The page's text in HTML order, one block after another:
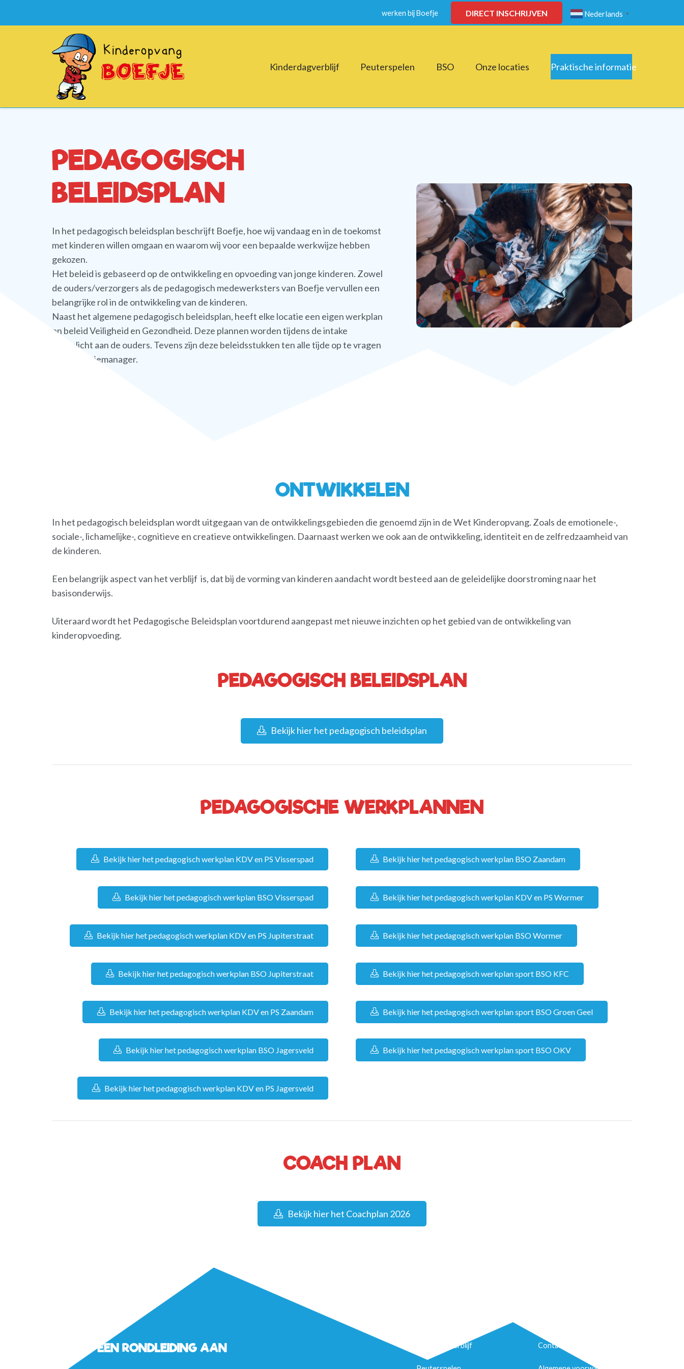
werken bij Boefje DIRECT INSCHRIJVEN Nederlands ▼
Kinderdagverblijf Peuterspelen BSO Onze locaties Praktische informatie
PEDAGOGISCH
BELEIDSPLAN
In het pedagogisch beleidsplan beschrijft Boefje, hoe wij vandaag en in de toekomst
met kinderen willen omgaan en waarom wij voor een bepaalde werkwijze hebben
gekozen.
Het beleid is gebaseerd op de ontwikkeling en opvoeding van jonge kinderen. Zowel
de ouders/verzorgers als de pedagogisch medewerksters van Boefje vervullen een
belangrijke rol in de ontwikkeling van de kinderen.
Naast het algemene pedagogisch beleidsplan, heeft elke locatie een eigen werkplan
en beleid Veiligheid en Gezondheid. Deze plannen worden tijdens de intake
toegelicht aan de ouders. Tevens zijn deze beleidsstukken ten alle tijde op te vragen
bij de locatiemanager.
ONTWIKKELEN
In het pedagogisch beleidsplan wordt uitgegaan van de ontwikkelingsgebieden die genoemd zijn in de Wet Kinderopvang. Zoals de emotionele-,
sociale-, lichamelijke-, cognitieve en creatieve ontwikkelingen. Daarnaast werken we ook aan de ontwikkeling, identiteit en de zelfredzaamheid van
de kinderen.
Een belangrijk aspect van het verblijf is, dat bij de vorming van kinderen aandacht wordt besteed aan de geleidelijke doorstroming naar het
basisonderwijs.
Uiteraard wordt het Pedagogische Beleidsplan voortdurend aangepast met nieuwe inzichten op het gebied van de ontwikkeling van
kinderopvoeding.
PEDAGOGISCH BELEIDSPLAN
Bekijk hier het pedagogisch beleidsplan
PEDAGOGISCHE WERKPLANNEN
Bekijk hier het pedagogisch werkplan KDV en PS Visserspad
Bekijk hier het pedagogisch werkplan BSO Visserspad
Bekijk hier het pedagogisch werkplan KDV en PS Jupiterstraat
Bekijk hier het pedagogisch werkplan BSO Jupiterstraat
Bekijk hier het pedagogisch werkplan KDV en PS Zaandam
Bekijk hier het pedagogisch werkplan BSO Jagersveld
Bekijk hier het pedagogisch werkplan KDV en PS Jagersveld
Bekijk hier het pedagogisch werkplan BSO Zaandam
Bekijk hier het pedagogisch werkplan KDV en PS Wormer
Bekijk hier het pedagogisch werkplan BSO Wormer
Bekijk hier het pedagogisch werkplan sport BSO KFC
Bekijk hier het pedagogisch werkplan sport BSO Groen Geel
Bekijk hier het pedagogisch werkplan sport BSO OKV
COACH PLAN
Bekijk hier het Coachplan 2026
VRAAG EEN RONDLEIDING AAN Kinderdagverblijf Contact